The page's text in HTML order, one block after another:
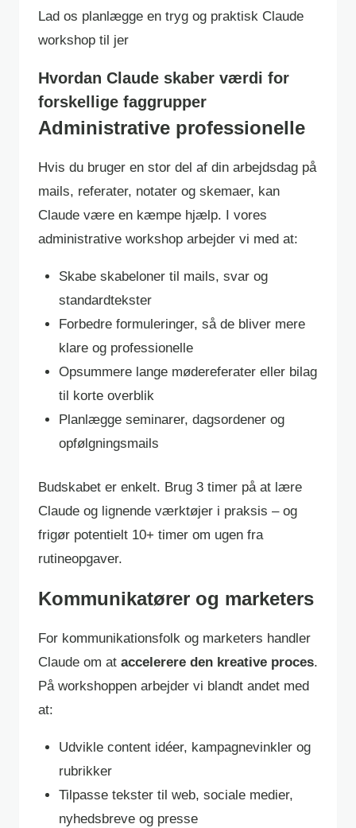
Lad os planlægge en tryg og praktisk Claude
workshop til jer
Hvordan Claude skaber værdi for
forskellige faggrupper
Administrative professionelle
Hvis du bruger en stor del af din arbejdsdag på
mails, referater, notater og skemaer, kan
Claude være en kæmpe hjælp. I vores
administrative workshop arbejder vi med at:
Skabe skabeloner til mails, svar og
standardtekster
Forbedre formuleringer, så de bliver mere
klare og professionelle
Opsummere lange mødereferater eller bilag
til korte overblik
Planlægge seminarer, dagsordener og
opfølgningsmails
Budskabet er enkelt. Brug 3 timer på at lære
Claude og lignende værktøjer i praksis – og
frigør potentielt 10+ timer om ugen fra
rutineopgaver.
Kommunikatører og marketers
For kommunikationsfolk og marketers handler
Claude om at accelerere den kreative proces.
På workshoppen arbejder vi blandt andet med
at:
Udvikle content idéer, kampagnevinkler og
rubrikker
Tilpasse tekster til web, sociale medier,
nyhedsbreve og presse